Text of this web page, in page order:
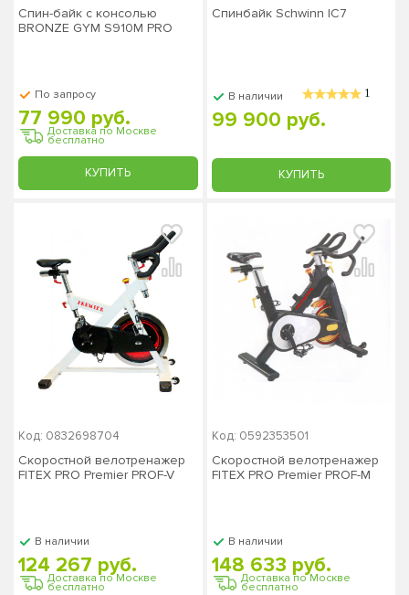
Спин-байк с консолью
BRONZE GYM S910M PRO
По запросу
Доставка по Москве
бесплатно
77 990 руб.
КУПИТЬ
Спинбайк Schwinn IC7
В наличии 1
99 900 руб.
КУПИТЬ
Код: 0832698704
Скоростной велотренажер
FITEX PRO Premier PROF-V
В наличии
Доставка по Москве
бесплатно
124 267 руб.
Код: 0592353501
Скоростной велотренажер
FITEX PRO Premier PROF-M
В наличии
Доставка по Москве
бесплатно
148 633 руб.